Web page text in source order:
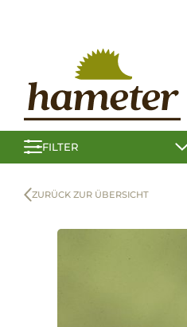
FILTER
ZURÜCK ZUR ÜBERSICHT